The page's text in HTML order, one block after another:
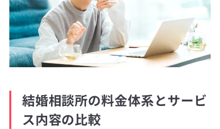
結婚相談所の料金体系とサービ
ス内容の比較